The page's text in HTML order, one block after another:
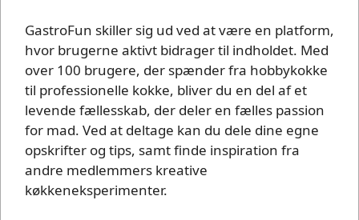
GastroFun skiller sig ud ved at være en platform,
hvor brugerne aktivt bidrager til indholdet. Med
over 100 brugere, der spænder fra hobbykokke
til professionelle kokke, bliver du en del af et
levende fællesskab, der deler en fælles passion
for mad. Ved at deltage kan du dele dine egne
opskrifter og tips, samt finde inspiration fra
andre medlemmers kreative
køkkeneksperimenter.